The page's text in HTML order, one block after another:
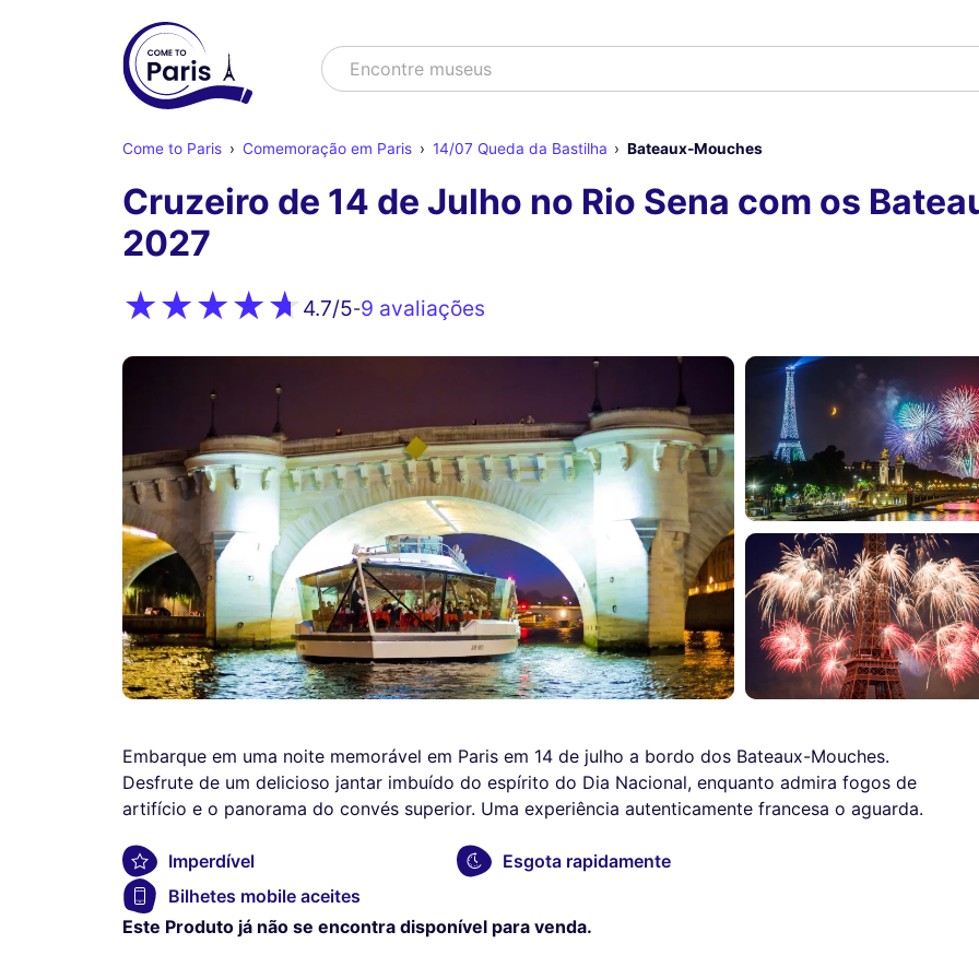
BuscarEncontre muse
Come to Paris Comemoração em Paris 14/07 Queda da Bastilha Bateaux-Mouches
Cruzeiro de 14 de Julho no Rio Sena com os
2027
4.7/5-9 avaliações
Embarque em uma noite memorável em Paris em 14 de julho a bordo dos Bateaux-Mouches.
Desfrute de um delicioso jantar imbuído do espírito do Dia Nacional, enquanto admira fogos de
artifício e o panorama do convés superior. Uma experiência autenticamente francesa o aguarda.
Imperdível
Esgota rapidamente
Bilhetes mobile aceites
Este Produto já não se encontra disponível para venda.